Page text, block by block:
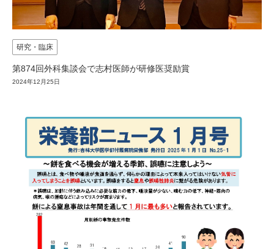
研究・臨床
第874回外科集談会で志村医師が研修医奨励賞
2024年12月25日